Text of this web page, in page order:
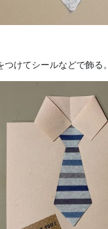
つけてシールなどで飾る。